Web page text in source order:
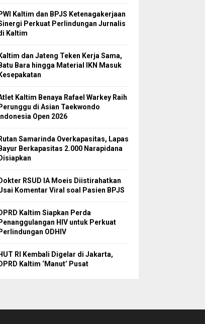
PWI Kaltim dan BPJS Ketenagakerjaan
Perkuat Perlindungan Jurnalis
Kaltim
Kaltim dan Jateng Teken Kerja Sama,
Batu Bara hingga Material IKN Masuk
Kesepakatan
Kaltim Benaya Rafael Warkey Raih
Perunggu di Asian Taekwondo
Indonesia Open 2026
Rutan Samarinda Overkapasitas, Lapas
Bayur Berkapasitas 2.000 Narapidana
Disiapkan
Dokter RSUD IA Moeis Diistirahatkan
Komentar Viral soal Pasien BPJS
DPRD Kaltim Siapkan Perda
Penanggulangan HIV untuk Perkuat
Perlindungan ODHIV
HUT RI Kembali Digelar di Jakarta,
DPRD Kaltim ‘Manut’ Pusat